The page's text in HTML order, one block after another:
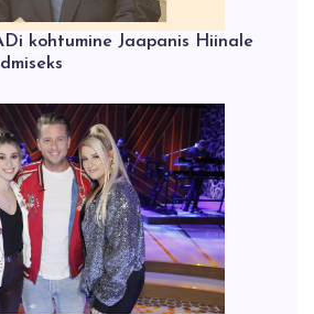
kohtumine Jaapanis Hiinale